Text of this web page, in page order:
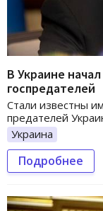
В Украине
госпредателей
Стали известны
предателей
Украина
Подробнее